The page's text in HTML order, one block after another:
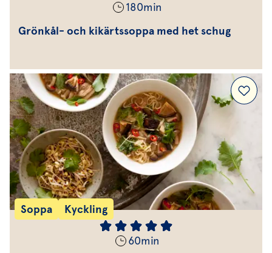
180min
Grönkål- och kikärtssoppa med het schug
Soppa Kyckling
60min